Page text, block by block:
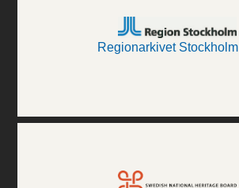
Regionarkivet Stockholm